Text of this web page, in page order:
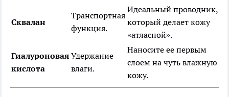
Сквалан
Транспортная
функция.
Идеальный проводник,
который делает кожу
«атласной».
Гиалуроновая
кислота
Удержание
влаги.
Наносите ее первым
слоем на чуть влажную
кожу.